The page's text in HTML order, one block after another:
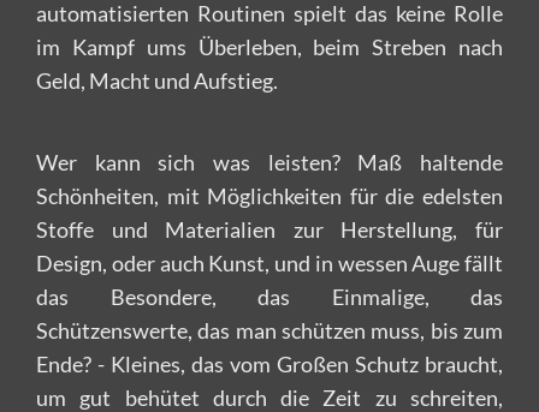
automatisierten Routinen spielt das keine Rolle
im Kampf ums Überleben, beim Streben nach
Geld, Macht und Aufstieg.
Wer kann sich was leisten? Maß haltende
Schönheiten, mit Möglichkeiten für die edelsten
Stoffe und Materialien zur Herstellung, für
Design, oder auch Kunst, und in wessen Auge fällt
das Besondere, das Einmalige, das
Schützenswerte, das man schützen muss, bis zum
Ende? - Kleines, das vom Großen Schutz braucht,
um gut behütet durch die Zeit zu schreiten,